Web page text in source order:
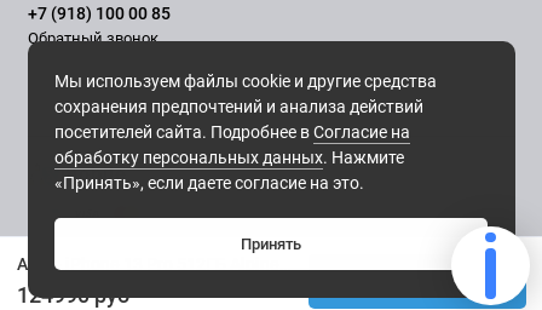
Apple iPhone 13 Pro 512ГБ Alpine Green
124990 руб
Мы используем файлы cookie и другие средства
сохранения предпочтений и анализа действий
посетителей сайта. Подробнее вСогласие на
обработку персональных данных. Нажмите
«Принять», если даете согласие на это.
Принять
+7 (918) 100 00 85
Обратный звонок
Ежедневно, с 10.00 до 21.00